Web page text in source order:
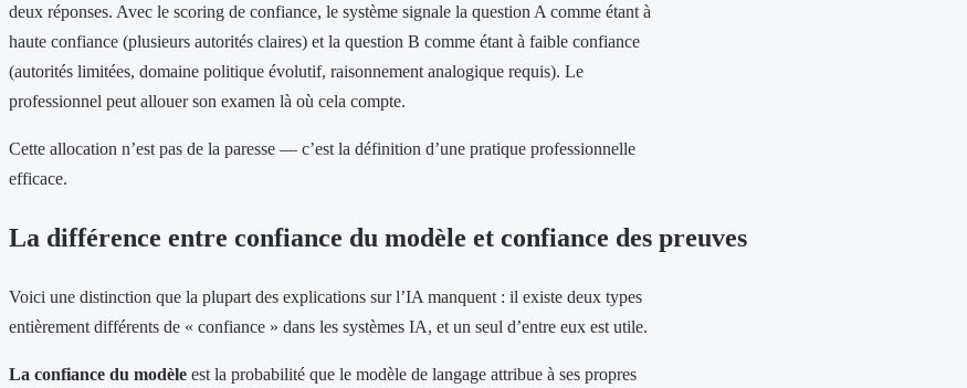
deux réponses. Avec le scoring de confiance, le système signale la question A comme étant à
haute confiance (plusieurs autorités claires) et la question B comme étant à faible confiance
(autorités limitées, domaine politique évolutif, raisonnement analogique requis). Le
professionnel peut allouer son examen là où cela compte.
Cette allocation n’est pas de la paresse — c’est la définition d’une pratique professionnelle
efficace.
La différence entre confiance du modèle et confiance des preuves
Voici une distinction que la plupart des explications sur l’IA manquent : il existe deux types
entièrement différents de « confiance » dans les systèmes IA, et un seul d’entre eux est utile.
La confiance du modèle est la probabilité que le modèle de langage attribue à ses propres